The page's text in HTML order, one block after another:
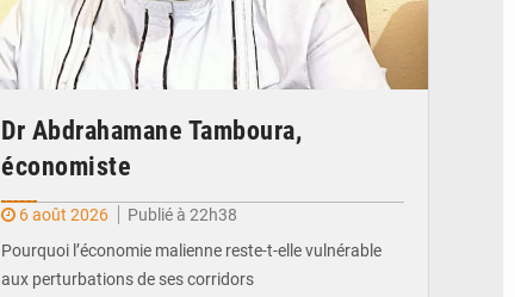
Dr Abdrahamane Tamboura,
économiste
6 août 2026
Publié à 22h38
Pourquoi l’économie malienne reste-t-elle vulnérable
aux perturbations de ses corridors